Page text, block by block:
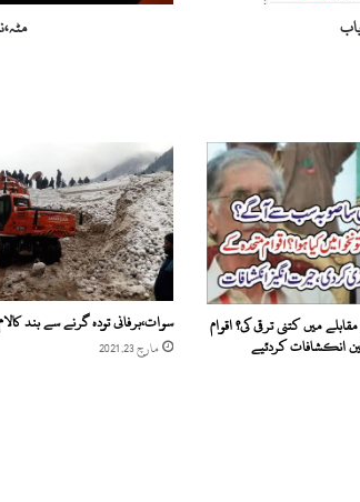
میں کتنی ترقی کی؟ اقوام
انکشافات کردئیے
سوات،برفانی تودہ گرنے سے بند
مارچ 23, 2021